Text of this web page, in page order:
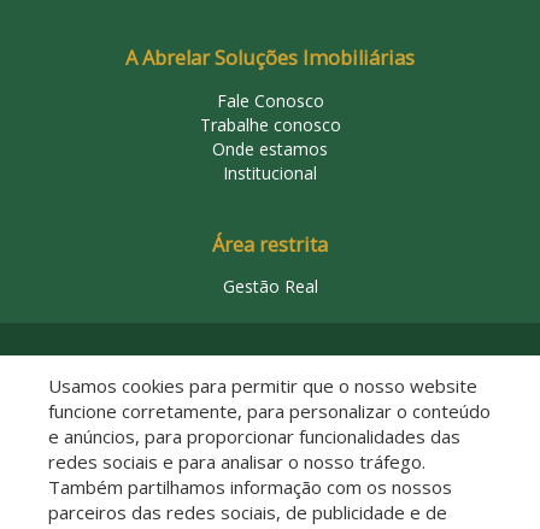
A Abrelar Soluções Imobiliárias
Fale Conosco
Trabalhe conosco
Onde estamos
Institucional
Área restrita
Gestão Real
Usamos cookies para permitir que o nosso website
funcione corretamente, para personalizar o conteúdo
e anúncios, para proporcionar funcionalidades das
redes sociais e para analisar o nosso tráfego.
Também partilhamos informação com os nossos
parceiros das redes sociais, de publicidade e de